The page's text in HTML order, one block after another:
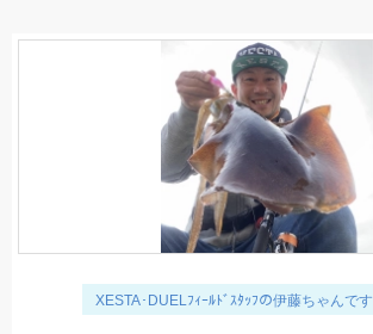
XESTA･DUELﾌｨｰﾙﾄﾞｽﾀｯﾌの伊藤ちゃんです